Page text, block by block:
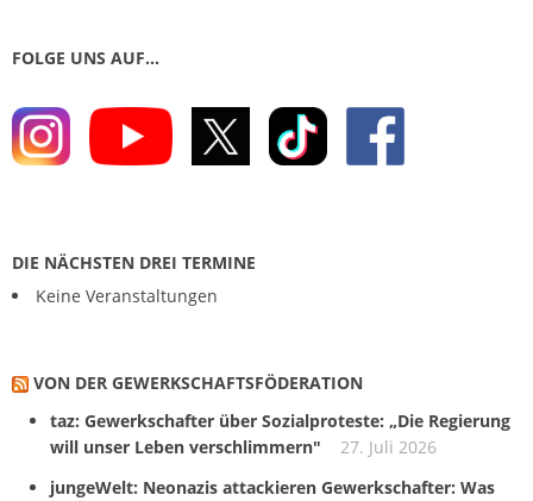
FOLGE UNS AUF…
DIE NÄCHSTEN DREI TERMINE
Keine Veranstaltungen
VON DER GEWERKSCHAFTS­FÖDERATION
taz: Gewerkschafter über Sozialproteste: „Die Regierung
will unser Leben verschlimmern"
27. Juli 2026
jungeWelt: Neonazis attackieren Gewerkschafter: Was